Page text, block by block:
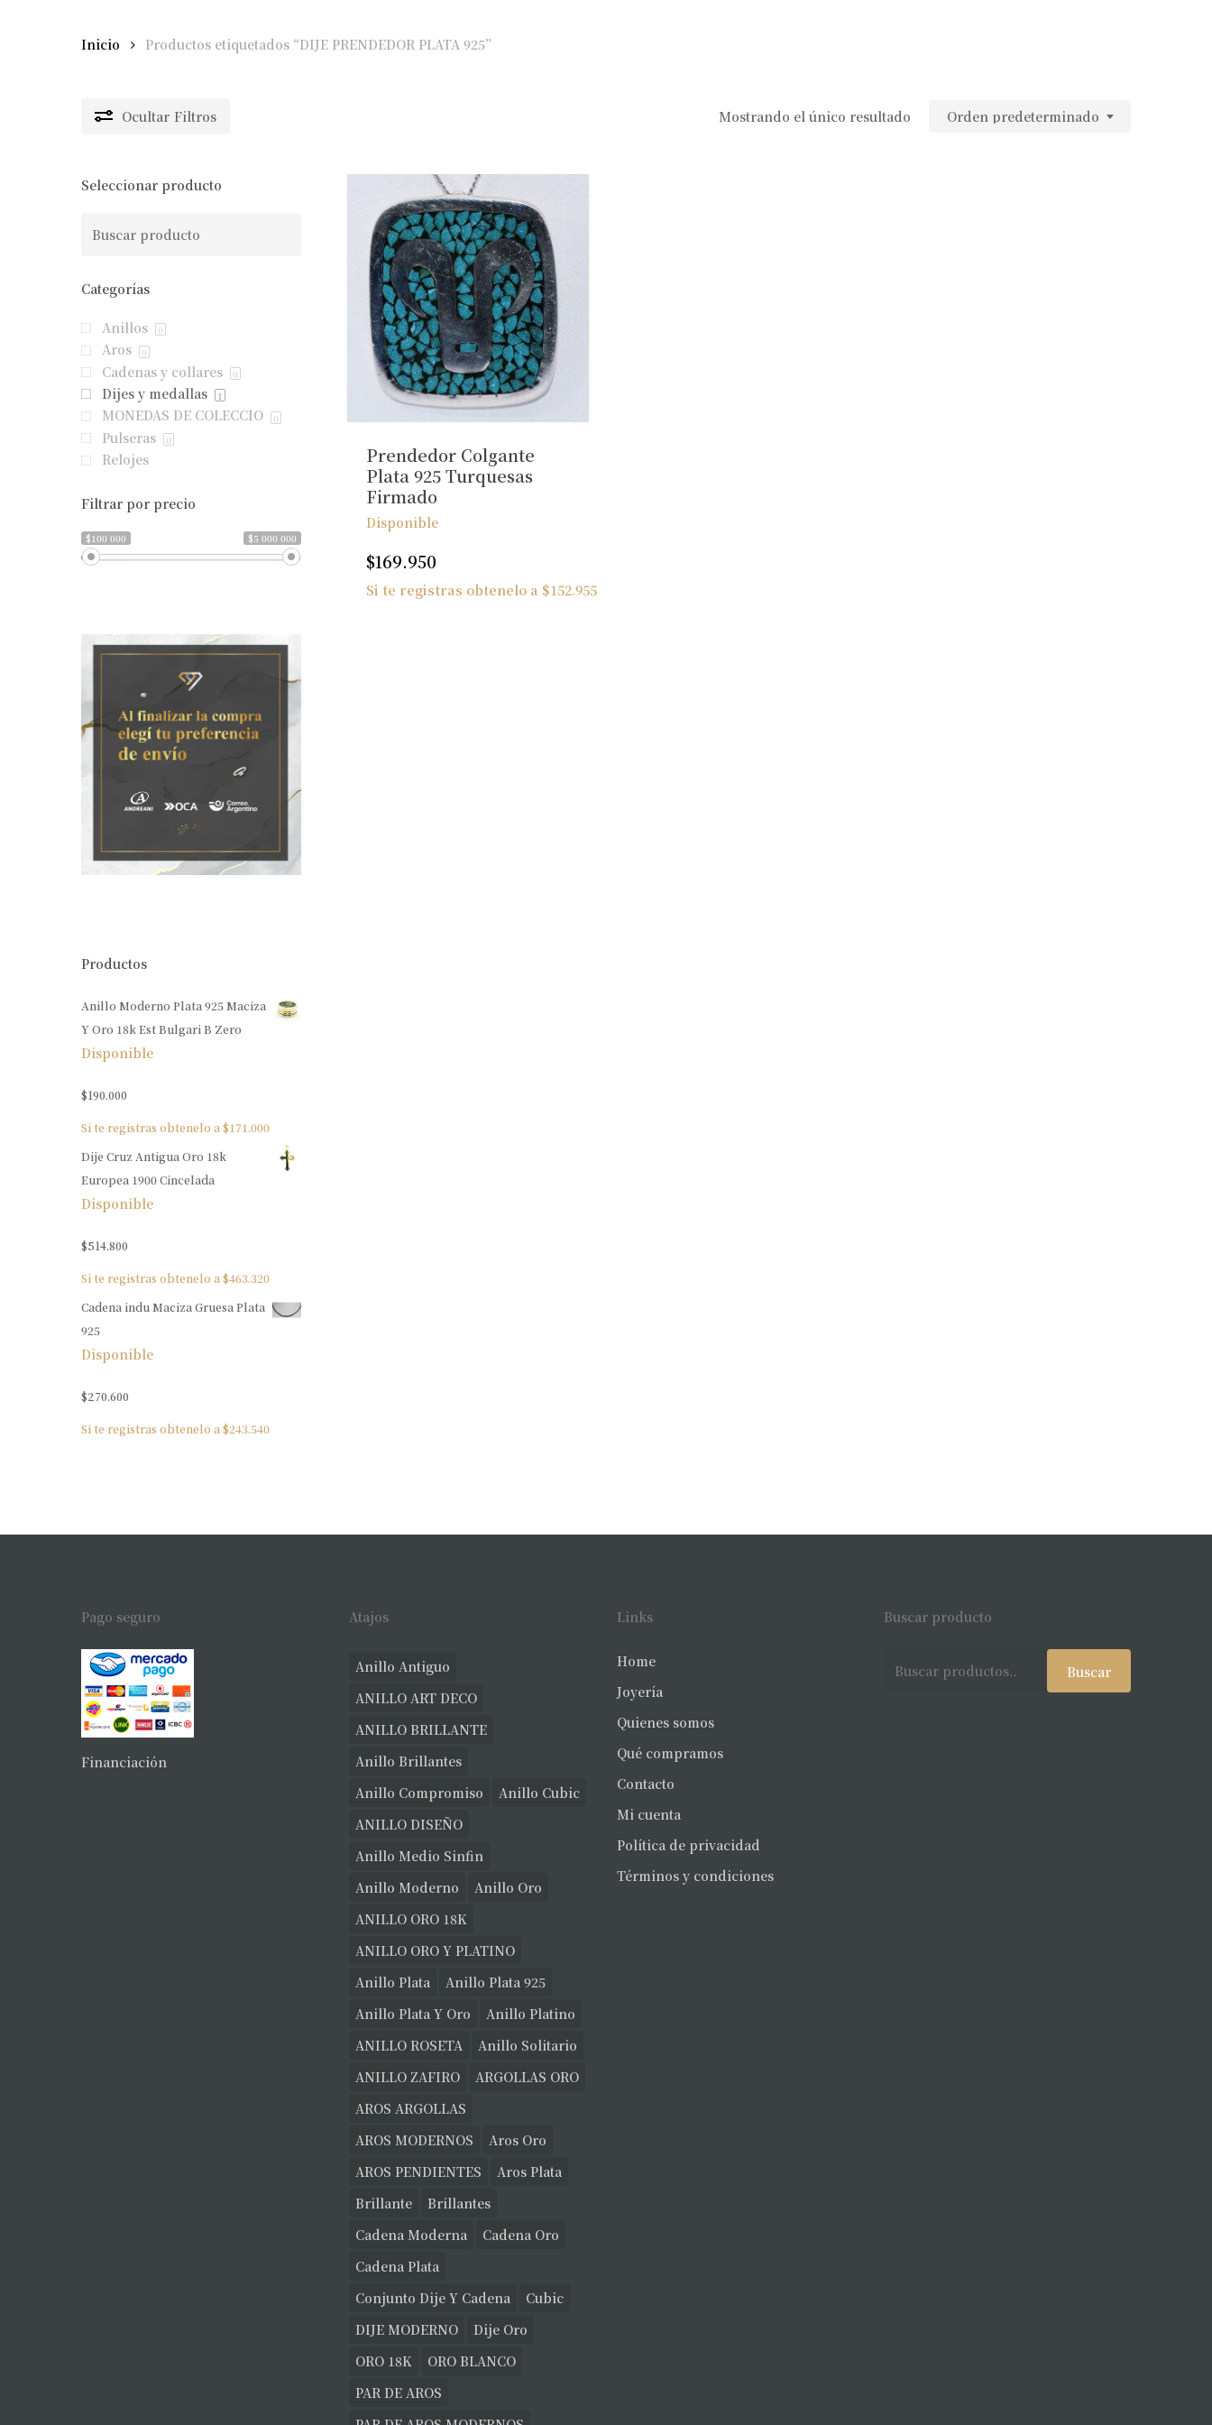
Inicio Productos etiquetados “DIJE PRENDEDOR PLATA 925”
Ocultar Filtros Mostrando el único resultado Orden predeterminado
Seleccionar producto
Categorías
Anillos 0
Aros 0
Cadenas y collares 0
Dijes y medallas 1
MONEDAS DE COLECCIO 0
Pulseras 0
Relojes
Filtrar por precio
$100 000 $5 000 000
Productos
Anillo Moderno Plata 925 Maciza
Y Oro 18k Est Bulgari B Zero
Disponible
$190.000
Si te registras obtenelo a $171.000
Dije Cruz Antigua Oro 18k
Europea 1900 Cincelada
Disponible
$514.800
Si te registras obtenelo a $463.320
Cadena indu Maciza Gruesa Plata
925
Disponible
$270.600
Si te registras obtenelo a $243.540
Prendedor Colgante
Plata 925 Turquesas
Firmado
Disponible
$169.950
Si te registras obtenelo a $152.955
Pago seguro
Financiación
Atajos
Anillo Antiguo
ANILLO ART DECO
ANILLO BRILLANTE
Anillo Brillantes
Anillo Compromiso
Anillo Cubic
ANILLO DISEÑO
Anillo Medio Sinfin
Anillo Moderno
Anillo Oro
ANILLO ORO 18K
ANILLO ORO Y PLATINO
Anillo Plata
Anillo Plata 925
Anillo Plata Y Oro
Anillo Platino
ANILLO ROSETA
Anillo Solitario
ANILLO ZAFIRO
ARGOLLAS ORO
AROS ARGOLLAS
AROS MODERNOS
Aros Oro
AROS PENDIENTES
Aros Plata
Brillante
Brillantes
Cadena Moderna
Cadena Oro
Cadena Plata
Conjunto Dije Y Cadena
Cubic
DIJE MODERNO
Dije Oro
ORO 18K
ORO BLANCO
PAR DE AROS
Links
Home
Joyería
Quienes somos
Qué compramos
Contacto
Mi cuenta
Política de privacidad
Términos y condiciones
Buscar producto
Buscar